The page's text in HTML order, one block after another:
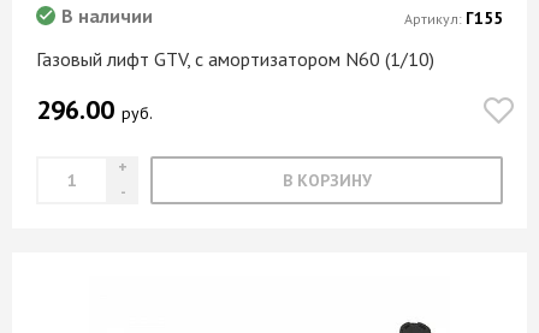
Газовый лифт GTV, с амортизатором N60 (1/10)
В наличии
296.00 руб.
В КОРЗИНУ
Артикул: Г155